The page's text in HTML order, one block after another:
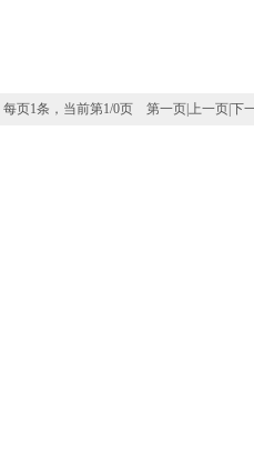
页1条，当前第1/0页 第一页|上一页|下